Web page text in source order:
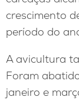
crescimento
período do
A avicultura
Foram
janeiro e